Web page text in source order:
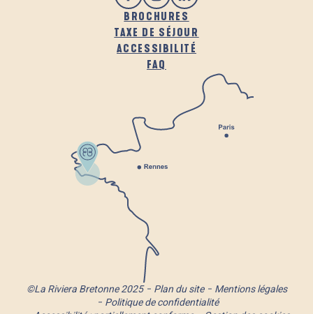
BROCHURES
TAXE DE SÉJOUR
ACCESSIBILITÉ
FAQ
©La Riviera Bretonne 2025 Plan du site
Mentions légales
Politique de confidentialité